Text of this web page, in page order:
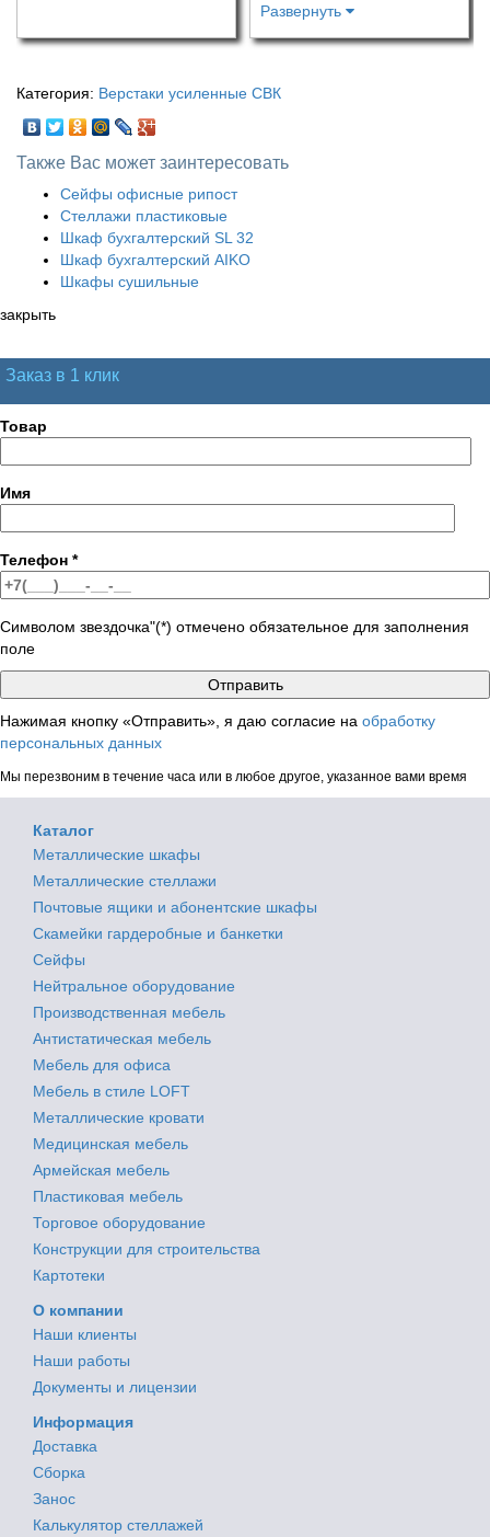
Развернуть
Категория: Верстаки усиленные СВК
Также Вас может заинтересовать
Сейфы офисные рипост
Стеллажи пластиковые
Шкаф бухгалтерский SL 32
Шкаф бухгалтерский AIKO
Шкафы сушильные
закрыть
Заказ в 1 клик
Товар
Имя
Телефон *
Символом звездочка"(*) отмечено обязательное для заполнения
поле
Нажимая кнопку «Отправить», я даю согласие на обработку
персональных данных
Мы перезвоним в течение часа или в любое другое, указанное вами время
Каталог
Металлические шкафы
Металлические стеллажи
Почтовые ящики и абонентские шкафы
Скамейки гардеробные и банкетки
Сейфы
Нейтральное оборудование
Производственная мебель
Антистатическая мебель
Мебель для офиса
Мебель в стиле LOFT
Металлические кровати
Медицинская мебель
Армейская мебель
Пластиковая мебель
Торговое оборудование
Конструкции для строительства
Картотеки
О компании
Наши клиенты
Наши работы
Документы и лицензии
Информация
Доставка
Сборка
Занос
Калькулятор стеллажей